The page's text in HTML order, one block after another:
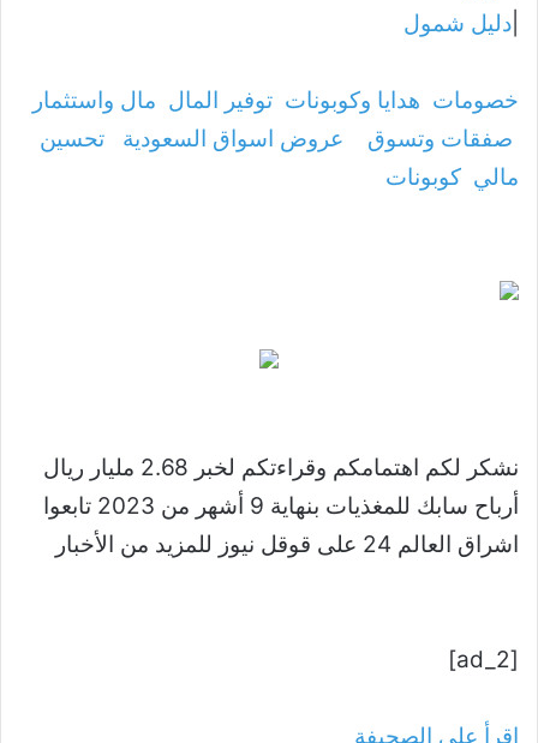
دليل شمول
خصومات هدايا وكوبونات توفير المال مال واستثمار
صفقات وتسوق
عروض اسواق السعودية
تحسين
مالي كوبونات
نشكر لكم اهتمامكم وقراءتكم لخبر 2.68 مليار ريال
أرباح سابك للمغذيات بنهاية 9 أشهر من 2023 تابعوا
اشراق العالم 24 على قوقل نيوز للمزيد من الأخبار
[ad_2]
اقرأ على الصحيفة